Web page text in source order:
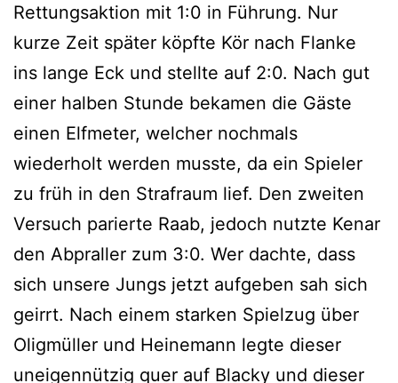
Rettungsaktion mit 1:0 in Führung. Nur
kurze Zeit später köpfte Kör nach Flanke
ins lange Eck und stellte auf 2:0. Nach gut
einer halben Stunde bekamen die Gäste
einen Elfmeter, welcher nochmals
wiederholt werden musste, da ein Spieler
zu früh in den Strafraum lief. Den zweiten
Versuch parierte Raab, jedoch nutzte Kenar
den Abpraller zum 3:0. Wer dachte, dass
sich unsere Jungs jetzt aufgeben sah sich
geirrt. Nach einem starken Spielzug über
Oligmüller und Heinemann legte dieser
uneigennützig quer auf Blacky und dieser